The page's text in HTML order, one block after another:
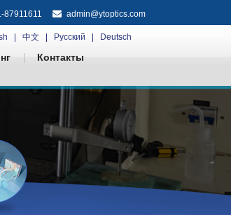
87911611 admin@ytoptics.com
中文 Русский Deutsch
Контакты